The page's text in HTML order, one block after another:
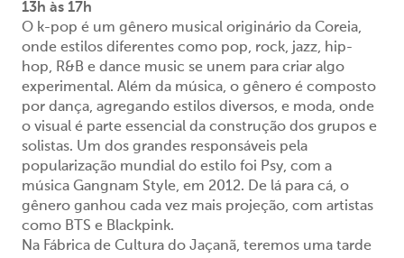
13h às 17h
O k-pop é um gênero musical originário da Coreia,
onde estilos diferentes como pop, rock, jazz, hip-
hop, R&B e dance music se unem para criar algo
experimental. Além da música, o gênero é composto
por dança, agregando estilos diversos, e moda, onde
o visual é parte essencial da construção dos grupos e
solistas. Um dos grandes responsáveis pela
popularização mundial do estilo foi Psy, com a
música Gangnam Style, em 2012. De lá para cá, o
gênero ganhou cada vez mais projeção, com artistas
como BTS e Blackpink.
Na Fábrica de Cultura do Jaçanã, teremos uma tarde